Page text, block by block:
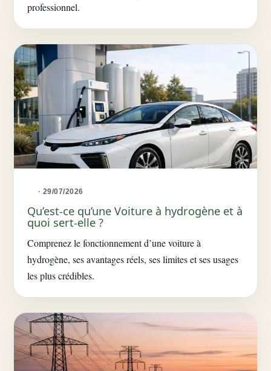
professionnel.
· 29/07/2026
Qu’est-ce qu’une Voiture à hydrogène et à
quoi sert-elle ?
Comprenez le fonctionnement d’une voiture à
hydrogène, ses avantages réels, ses limites et ses usages
les plus crédibles.